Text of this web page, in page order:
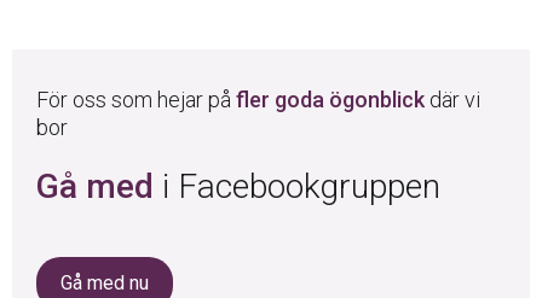
För oss som hejar på fler goda ögonblick där vi
bor
Gå med i Facebookgruppen
Gå med nu